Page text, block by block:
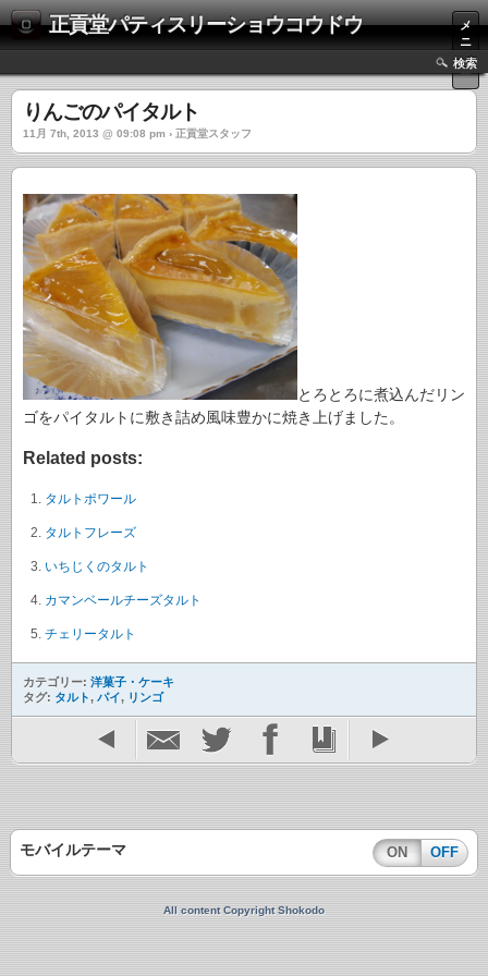
正貢堂パティスリーショウコウドウ
メ
ニ
ュ
ー
検索
りんごのパイタルト
11月 7th, 2013 @ 09:08 pm › 正貢堂スタッフ
とろとろに煮込んだリン
ゴをパイタルトに敷き詰め風味豊かに焼き上げました。
Related posts:
タルトポワール
タルトフレーズ
いちじくのタルト
カマンベールチーズタルト
チェリータルト
カテゴリー: 洋菓子・ケーキ
タグ: タルト, パイ, リンゴ
モバイルテーマ ON OFF
All content Copyright Shokodo